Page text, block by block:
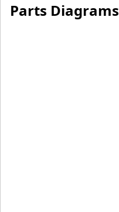
Parts Diagrams